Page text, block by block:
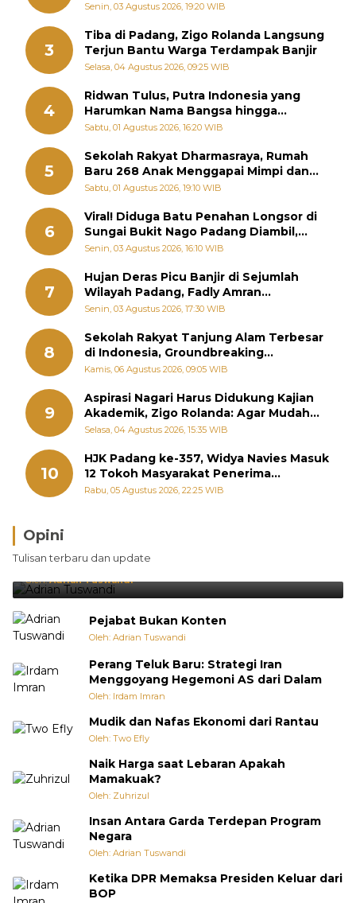
Sebenarnya
Senin, 03 Agustus 2026, 19:20 WIB
3
Tiba di Padang, Zigo Rolanda Langsung
Terjun Bantu Warga Terdampak Banjir
Selasa, 04 Agustus 2026, 09:25 WIB
4
Ridwan Tulus, Putra Indonesia yang
Harumkan Nama Bangsa hingga
Diabadikan dalam Buku Jepang
Sabtu, 01 Agustus 2026, 16:20 WIB
5
Sekolah Rakyat Dharmasraya, Rumah
Baru 268 Anak Menggapai Mimpi dan
Memutus Rantai Kemiskinan
Sabtu, 01 Agustus 2026, 19:10 WIB
6
Viral! Diduga Batu Penahan Longsor di
Sungai Bukit Nago Padang Diambil,
Warga Khawatir Bencana Terulang
Senin, 03 Agustus 2026, 16:10 WIB
7
Hujan Deras Picu Banjir di Sejumlah
Wilayah Padang, Fadly Amran
Perintahkan OPD Siaga
Senin, 03 Agustus 2026, 17:30 WIB
8
Sekolah Rakyat Tanjung Alam Terbesar
di Indonesia, Groundbreaking
September
Kamis, 06 Agustus 2026, 09:05 WIB
9
Aspirasi Nagari Harus Didukung Kajian
Akademik, Zigo Rolanda: Agar Mudah
Diperjuangkan di Kementerian
Selasa, 04 Agustus 2026, 15:35 WIB
10
HJK Padang ke-357, Widya Navies Masuk
12 Tokoh Masyarakat Penerima
Penghargaan Pemko Padang
Rabu, 05 Agustus 2026, 22:25 WIB
Opini
Tulisan terbaru dan update
Brasil Lebih Diunggulkan, tetapi Jepang Selalu
Punya Cara Membuat Kejutan
Oleh:Adrian Tuswandi
Pejabat Bukan Konten
Oleh: Adrian Tuswandi
Perang Teluk Baru: Strategi Iran
Menggoyang Hegemoni AS dari Dalam
Oleh: Irdam Imran
Mudik dan Nafas Ekonomi dari Rantau
Oleh: Two Efly
Naik Harga saat Lebaran Apakah
Mamakuak?
Oleh: Zuhrizul
Insan Antara Garda Terdepan Program
Negara
Oleh: Adrian Tuswandi
Ketika DPR Memaksa Presiden Keluar dari
BOP